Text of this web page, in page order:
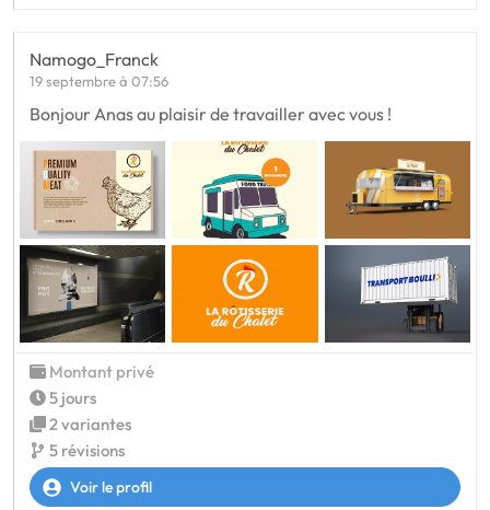
Namogo_Franck
19 septembre à 07:56
Bonjour Anas au plaisir de travailler avec vous !
Montant privé
5 jours
2 variantes
5 révisions
Voir le profil